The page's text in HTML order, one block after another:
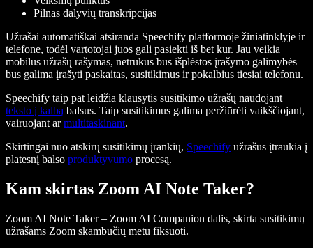
Pilnas dalyvių transkripcijas
Užrašai automatiškai atsiranda Speechify platformoje žiniatinklyje ir
telefone, todėl vartotojai juos gali pasiekti iš bet kur. Jau veikia
mobilus užrašų rašymas, netrukus bus išplėstos įrašymo galimybės –
bus galima įrašyti paskaitas, susitikimus ir pokalbius tiesiai telefonu.
Speechify taip pat leidžia klausytis susitikimo užrašų naudojant
teksto į kalbą balsus. Taip susitikimus galima peržiūrėti vaikščiojant,
vairuojant armultitaskinant.
Skirtingai nuo atskirų susitikimų įrankių, Speechify užrašus įtraukia į
platesnį balso produktyvumo procesą.
Kam skirtas Zoom AI Note Taker?
Zoom AI Note Taker – Zoom AI Companion dalis, skirta susitikimų
užrašams Zoom skambučių metu fiksuoti.